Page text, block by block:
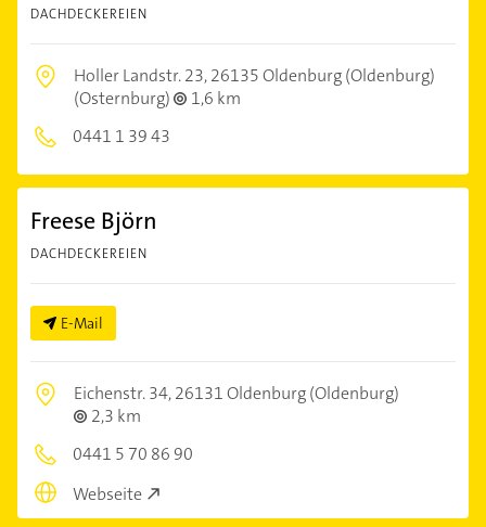
DACHDECKEREIEN
Holler Landstr. 23,26135 Oldenburg (Oldenburg)
(Osternburg)
1,6 km
0441 1 39 43
Freese Björn
DACHDECKEREIEN
E-Mail
Eichenstr. 34,26131 Oldenburg (Oldenburg)
2,3 km
0441 5 70 86 90
Webseite